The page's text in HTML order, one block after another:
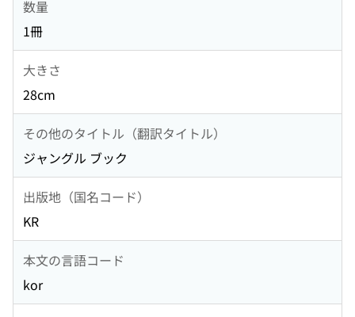
数量
1冊
大きさ
28cm
その他のタイトル（翻訳タイトル）
ジャングル ブック
出版地（国名コード）
KR
本文の言語コード
kor